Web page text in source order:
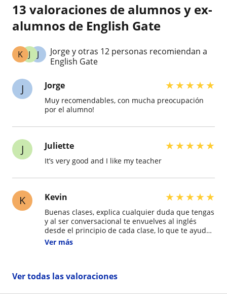
13 valoraciones de alumnos y ex-
alumnos de English Gate
J
J
K
Jorge y otras 12 personas recomiendan a
English Gate
J Jorge ★★★★★
Muy recomendables, con mucha preocupación
por el alumno!
J Juliette ★★★★★
It’s very good and I like my teacher
K Kevin ★★★★★
Buenas clases, explica cualquier duda que tengas
y al ser conversacional te envuelves al inglés
desde el principio de cada clase, lo que te ayuda
a expresarte mejor y de paso te enseña más
Ver más
Ver todas las valoraciones